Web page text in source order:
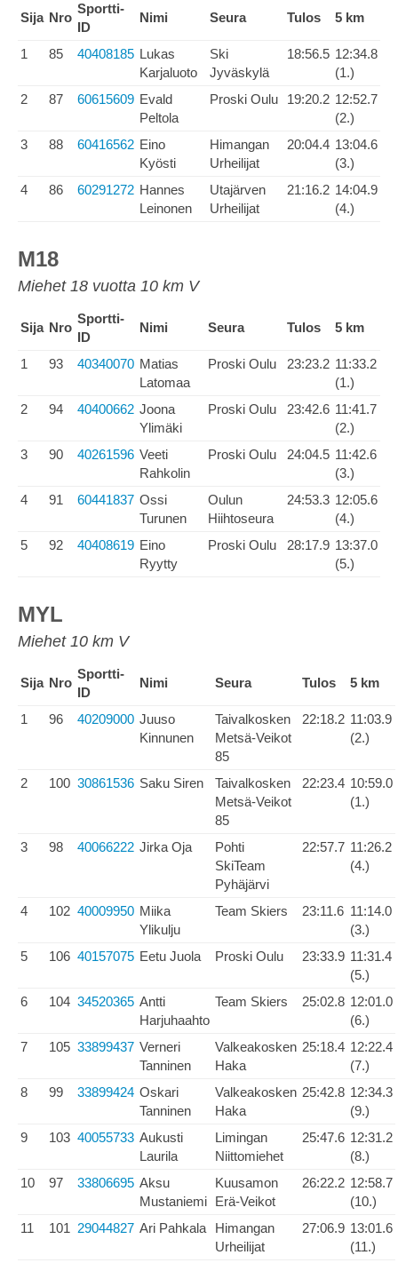
Sija Nro
Sportti-
ID
Nimi Seura Tulos 5 km
1 85 40408185 Lukas
Karjaluoto
Ski
Jyväskylä
18:56.5 12:34.8
(1.)
2
87 60615609 Evald
Peltola
Proski Oulu 19:20.2 12:52.7
(2.)
3
88 60416562 Eino
Kyösti
Himangan
Urheilijat
20:04.4 13:04.6
(3.)
4
86 60291272 Hannes
Leinonen
Utajärven
Urheilijat
21:16.2 14:04.9
(4.)
M18
Miehet 18 vuotta 10 km V
Sija Nro
Sportti-
ID
Nimi Seura Tulos 5 km
1 93 40340070 Matias
Latomaa
Proski Oulu 23:23.2 11:33.2
(1.)
2
94 40400662 Joona
Ylimäki
Proski Oulu 23:42.6 11:41.7
(2.)
3
90 40261596 Veeti
Rahkolin
Proski Oulu 24:04.5 11:42.6
(3.)
4
91 60441837 Ossi
Turunen
Oulun
Hiihtoseura
24:53.3 12:05.6
(4.)
5
92 40408619 Eino
Ryytty
Proski Oulu 28:17.9 13:37.0
(5.)
MYL
Miehet 10 km V
Sija Nro
Sportti-
ID
Nimi Seura Tulos 5 km
1 96 40209000 Juuso
Kinnunen
Taivalkosken
Metsä-Veikot
85
22:18.2 11:03.9
(2.)
2 100 30861536 Saku Siren
Taivalkosken
Metsä-Veikot
85
22:23.4 10:59.0
(1.)
3 98 40066222 Jirka Oja
Pohti
SkiTeam
Pyhäjärvi
22:57.7 11:26.2
(4.)
4 102 40009950 Miika
Ylikulju
Team Skiers 23:11.6 11:14.0
(3.)
5
106 40157075 Eetu Juola Proski Oulu 23:33.9 11:31.4
(5.)
6
104 34520365 Antti
Harjuhaahto
Team Skiers 25:02.8 12:01.0
(6.)
7
105 33899437 Verneri
Tanninen
Valkeakosken
Haka
25:18.4 12:22.4
(7.)
8
99 33899424 Oskari
Tanninen
Valkeakosken
Haka
25:42.8 12:34.3
(9.)
9
103 40055733 Aukusti
Laurila
Limingan
Niittomiehet
25:47.6 12:31.2
(8.)
10
97 33806695 Aksu
Mustaniemi
Kuusamon
Erä-Veikot
26:22.2 12:58.7
(10.)
11
101 29044827 Ari Pahkala
Himangan
Urheilijat
27:06.9 13:01.6
(11.)